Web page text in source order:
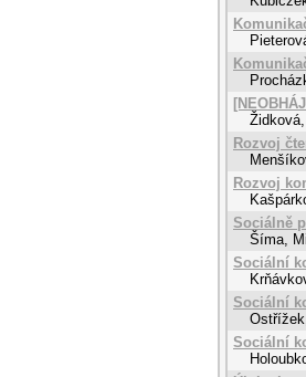
Rozvoj
Rozvoj
Sociálně
Šíma,
Sociální
Sociální
Sociální